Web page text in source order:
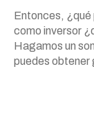
Entonces, ¿qué
como inversor
Hagamos un
puedes obtener